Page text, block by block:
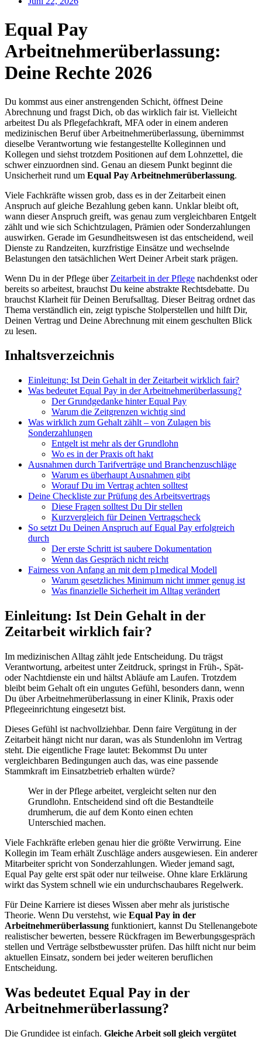
Equal Pay
Arbeitnehmerüberlassung:
Deine Rechte 2026
Du kommst aus einer anstrengenden Schicht, öffnest Deine
Abrechnung und fragst Dich, ob das wirklich fair ist. Vielleicht
arbeitest Du als Pflegefachkraft, MFA oder in einem anderen
medizinischen Beruf über Arbeitnehmerüberlassung, übernimmst
dieselbe Verantwortung wie festangestellte Kolleginnen und
Kollegen und siehst trotzdem Positionen auf dem Lohnzettel, die
schwer einzuordnen sind. Genau an diesem Punkt beginnt die
Unsicherheit rund um Equal Pay Arbeitnehmerüberlassung.
Viele Fachkräfte wissen grob, dass es in der Zeitarbeit einen
Anspruch auf gleiche Bezahlung geben kann. Unklar bleibt oft,
wann dieser Anspruch greift, was genau zum vergleichbaren Entgelt
zählt und wie sich Schichtzulagen, Prämien oder Sonderzahlungen
auswirken. Gerade im Gesundheitswesen ist das entscheidend, weil
Dienste zu Randzeiten, kurzfristige Einsätze und wechselnde
Belastungen den tatsächlichen Wert Deiner Arbeit stark prägen.
Wenn Du in der Pflege über Zeitarbeit in der Pflege nachdenkst oder
bereits so arbeitest, brauchst Du keine abstrakte Rechtsdebatte. Du
brauchst Klarheit für Deinen Berufsalltag. Dieser Beitrag ordnet das
Thema verständlich ein, zeigt typische Stolperstellen und hilft Dir,
Deinen Vertrag und Deine Abrechnung mit einem geschulten Blick
zu lesen.
Inhaltsverzeichnis
Einleitung: Ist Dein Gehalt in der Zeitarbeit wirklich fair?
Was bedeutet Equal Pay in der Arbeitnehmerüberlassung?
Der Grundgedanke hinter Equal Pay
Warum die Zeitgrenzen wichtig sind
Was wirklich zum Gehalt zählt – von Zulagen bis
Sonderzahlungen
Entgelt ist mehr als der Grundlohn
Wo es in der Praxis oft hakt
Ausnahmen durch Tarifverträge und Branchenzuschläge
Warum es überhaupt Ausnahmen gibt
Worauf Du im Vertrag achten solltest
Deine Checkliste zur Prüfung des Arbeitsvertrags
Diese Fragen solltest Du Dir stellen
Kurzvergleich für Deinen Vertragscheck
So setzt Du Deinen Anspruch auf Equal Pay erfolgreich
durch
Der erste Schritt ist saubere Dokumentation
Wenn das Gespräch nicht reicht
Fairness von Anfang an mit dem p1medical Modell
Warum gesetzliches Minimum nicht immer genug ist
Was finanzielle Sicherheit im Alltag verändert
Einleitung: Ist Dein Gehalt in der
Zeitarbeit wirklich fair?
Im medizinischen Alltag zählt jede Entscheidung. Du trägst
Verantwortung, arbeitest unter Zeitdruck, springst in Früh-, Spät-
oder Nachtdienste ein und hältst Abläufe am Laufen. Trotzdem
bleibt beim Gehalt oft ein ungutes Gefühl, besonders dann, wenn
Du über Arbeitnehmerüberlassung in einer Klinik, Praxis oder
Pflegeeinrichtung eingesetzt bist.
Dieses Gefühl ist nachvollziehbar. Denn faire Vergütung in der
Zeitarbeit hängt nicht nur daran, was als Stundenlohn im Vertrag
steht. Die eigentliche Frage lautet: Bekommst Du unter
vergleichbaren Bedingungen auch das, was eine passende
Stammkraft im Einsatzbetrieb erhalten würde?
Wer in der Pflege arbeitet, vergleicht selten nur den
Grundlohn. Entscheidend sind oft die Bestandteile
drumherum, die auf dem Konto einen echten
Unterschied machen.
Viele Fachkräfte erleben genau hier die größte Verwirrung. Eine
Kollegin im Team erhält Zuschläge anders ausgewiesen. Ein anderer
Mitarbeiter spricht von Sonderzahlungen. Wieder jemand sagt,
Equal Pay gelte erst spät oder nur teilweise. Ohne klare Erklärung
wirkt das System schnell wie ein undurchschaubares Regelwerk.
Für Deine Karriere ist dieses Wissen aber mehr als juristische
Theorie. Wenn Du verstehst, wie Equal Pay in der
Arbeitnehmerüberlassung funktioniert, kannst Du Stellenangebote
realistischer bewerten, bessere Rückfragen im Bewerbungsgespräch
stellen und Verträge selbstbewusster prüfen. Das hilft nicht nur beim
aktuellen Einsatz, sondern bei jeder weiteren beruflichen
Entscheidung.
Was bedeutet Equal Pay in der
Arbeitnehmerüberlassung?
Die Grundidee ist einfach. Gleiche Arbeit soll gleich vergütet